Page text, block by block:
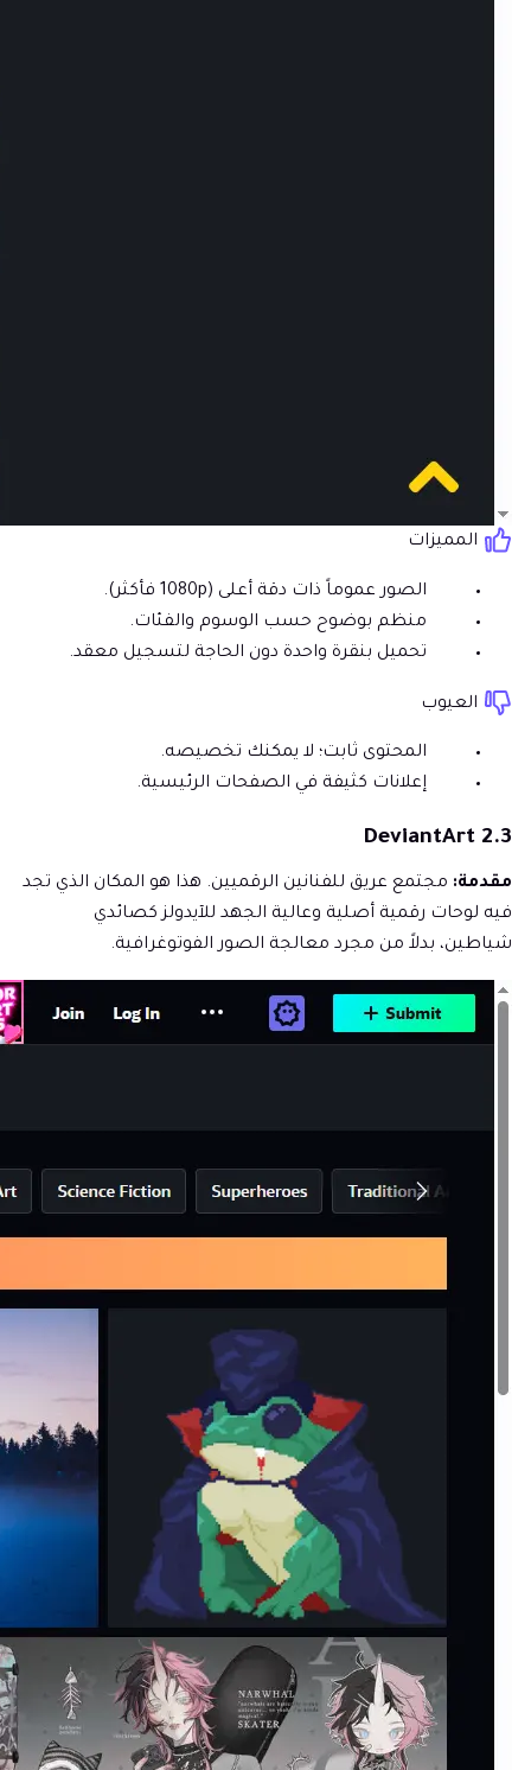
المميزات
الصور عموماً ذات دقة أعلى (1080p فأكثر).
منظم بوضوح حسب الوسوم والفئات.
تحميل بنقرة واحدة دون الحاجة لتسجيل معقد.
العيوب
المحتوى ثابت؛ لا يمكنك تخصيصه.
إعلانات كثيفة في الصفحات الرئيسية.
2.3 DeviantArt
مقدمة: مجتمع عريق للفنانين الرقميين. هذا هو المكان الذي تجد
فيه لوحات رقمية أصلية وعالية الجهد للآيدولز كصائدي
شياطين، بدلاً من مجرد معالجة الصور الفوتوغرافية.